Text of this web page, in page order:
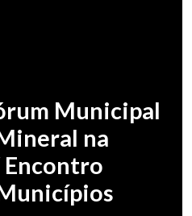
Municipal
na